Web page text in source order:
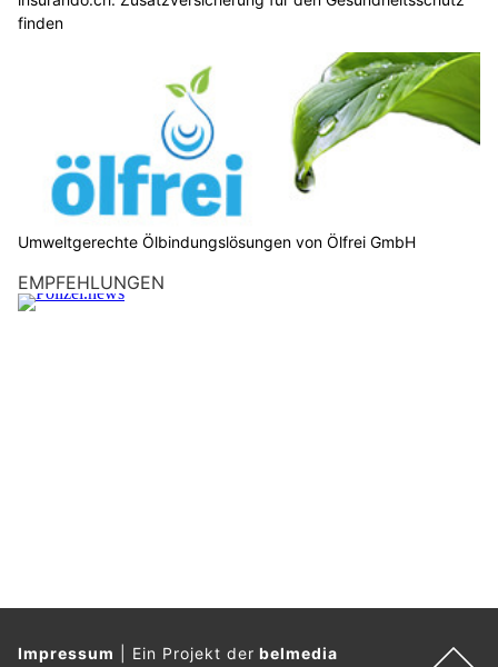
finden
Umweltgerechte Ölbindungslösungen von Ölfrei GmbH
EMPFEHLUNGEN
Impressum Ein Projekt derbelmedia